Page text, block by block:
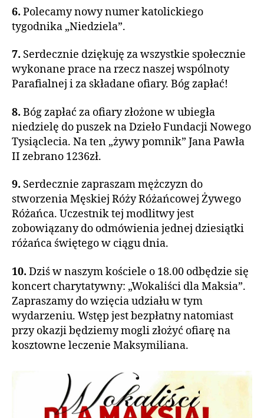
6. Polecamy nowy numer katolickiego
tygodnika „Niedziela”.
7. Serdecznie dziękuję za wszystkie społecznie
wykonane prace na rzecz naszej wspólnoty
Parafialnej i za składane ofiary. Bóg zapłać!
8. Bóg zapłać za ofiary złożone w ubiegła
niedzielę do puszek na Dzieło Fundacji Nowego
Tysiąclecia. Na ten „żywy pomnik” Jana Pawła
II zebrano 1236zł.
9. Serdecznie zapraszam mężczyzn do
stworzenia Męskiej Róży Różańcowej Żywego
Różańca. Uczestnik tej modlitwy jest
zobowiązany do odmówienia jednej dziesiątki
różańca świętego w ciągu dnia.
10. Dziś w naszym kościele o 18.00 odbędzie się
koncert charytatywny: „Wokaliści dla Maksia”.
Zapraszamy do wzięcia udziału w tym
wydarzeniu. Wstęp jest bezpłatny natomiast
przy okazji będziemy mogli złożyć ofiarę na
kosztowne leczenie Maksymiliana.